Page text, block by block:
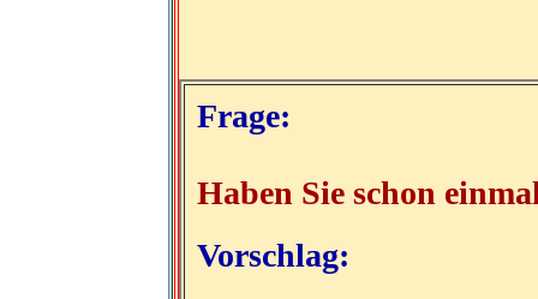
Frage:
Haben Sie schon
Vorschlag: